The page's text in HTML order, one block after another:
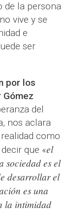
de la persona
vive y se
e
ser
por los
del
nos aclara
como
que «el
sociedad es el
desarrollar el
es una
la intimidad